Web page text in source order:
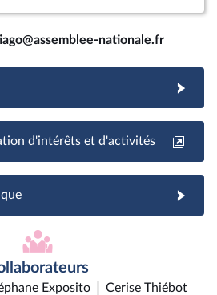
nationale.fr
d'intérêts et d'activités
Exposito Cerise Thiébot